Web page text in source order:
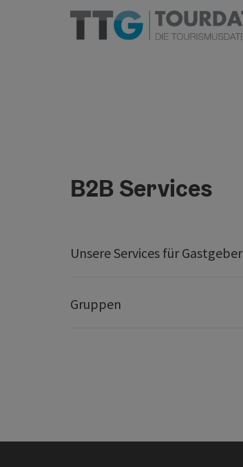
B2B Services
Unsere Services für Gastgeber
Gruppen